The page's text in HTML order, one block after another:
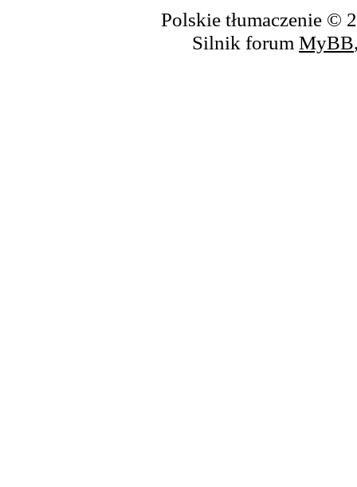
Polskie tłumaczenie ©
Silnik forum MyBB